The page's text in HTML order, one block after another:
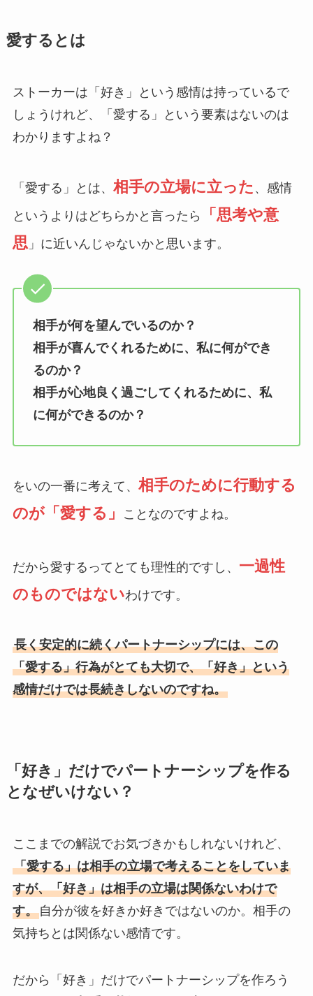
愛するとは
ストーカーは「好き」という感情は持っているで
しょうけれど、「愛する」という要素はないのは
わかりますよね？
「愛する」とは、 相手の立場に立った 、感情
というよりはどちらかと言ったら
「思考や意
思」に近いんじゃないかと思います。
相手が何を望んでいるのか？
相手が喜んでくれるために、私に何ができ
るのか？
相手が心地良く過ごしてくれるために、私
に何ができるのか？
をいの一番に考えて、 相手のために行動する
のが「愛する」
ことなのですよね。
だから愛するってとても理性的ですし、 一過性
のものではないわけです。
長く安定的に続くパートナーシップには、この
「愛する」行為がとても大切で、「好き」という
感情だけでは長続きしないのですね。
「好き」だけでパートナーシップを作る
となぜいけない？
ここまでの解説でお気づきかもしれないけれど、
「愛する」は相手の立場で考えることをしていま
すが、「好き」は相手の立場は関係ないわけで
す。自分が彼を好きか好きではないのか。相手の
気持ちとは関係ない感情です。
だから「好き」だけでパートナーシップを作ろう